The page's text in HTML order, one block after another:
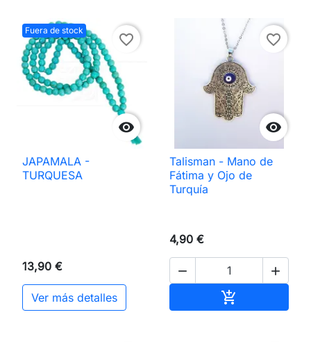
Fuera de stock

favorite_border
JAPAMALA -
TURQUESA
13,90 €
Ver más detalles

favorite_border
Talisman - Mano de
Fátima y Ojo de
Turquía
4,90 €
 
